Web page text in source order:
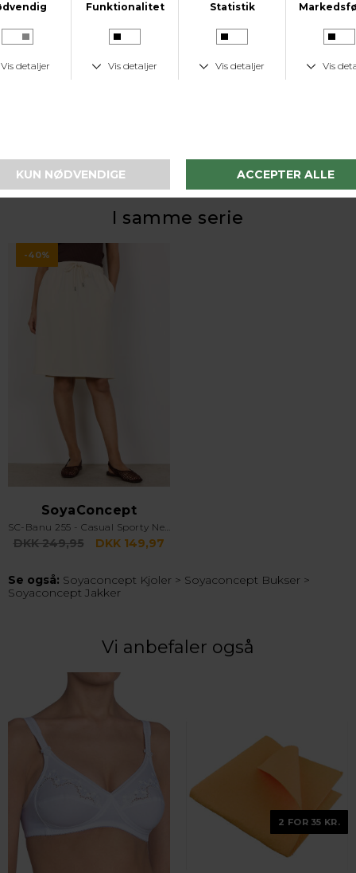
I samme serie
-40%
SoyaConcept
SC-Banu 255 - Casual Sporty Nederdel - Creme
DKK 249,95 DKK 149,97
Se også: Soyaconcept Kjoler > Soyaconcept Bukser >
Soyaconcept Jakker
Vi anbefaler også
2 FOR 35 KR.